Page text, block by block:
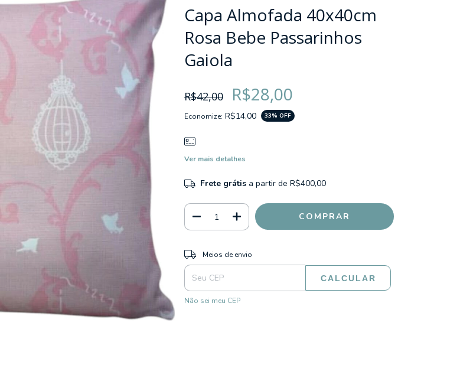
Capa Almofada 40x40cm
Rosa Bebe Passarinhos
Gaiola
R$42,00 R$28,00
Economize: R$14,00 33% OFF
Ver mais detalhes
Frete grátis a partir de R$400,00
Entregas para o CEP:
Meios de envio
CALCULAR
Não sei meu CEP